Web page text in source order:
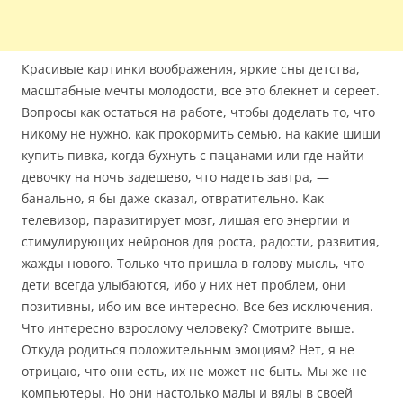
Красивые картинки воображения, яркие сны детства,
масштабные мечты молодости, все это блекнет и сереет.
Вопросы как остаться на работе, чтобы доделать то, что
никому не нужно, как прокормить семью, на какие шиши
купить пивка, когда бухнуть с пацанами или где найти
девочку на ночь задешево, что надеть завтра, —
банально, я бы даже сказал, отвратительно. Как
телевизор, паразитирует мозг, лишая его энергии и
стимулирующих нейронов для роста, радости, развития,
жажды нового. Только что пришла в голову мысль, что
дети всегда улыбаются, ибо у них нет проблем, они
позитивны, ибо им все интересно. Все без исключения.
Что интересно взрослому человеку? Смотрите выше.
Откуда родиться положительным эмоциям? Нет, я не
отрицаю, что они есть, их не может не быть. Мы же не
компьютеры. Но они настолько малы и вялы в своей